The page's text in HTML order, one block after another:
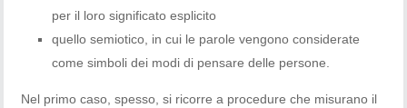
per il loro significato esplicito
quello semiotico, in cui le parole vengono considerate
come simboli dei modi di pensare delle persone.
Nel primo caso, spesso, si ricorre a procedure che misurano il